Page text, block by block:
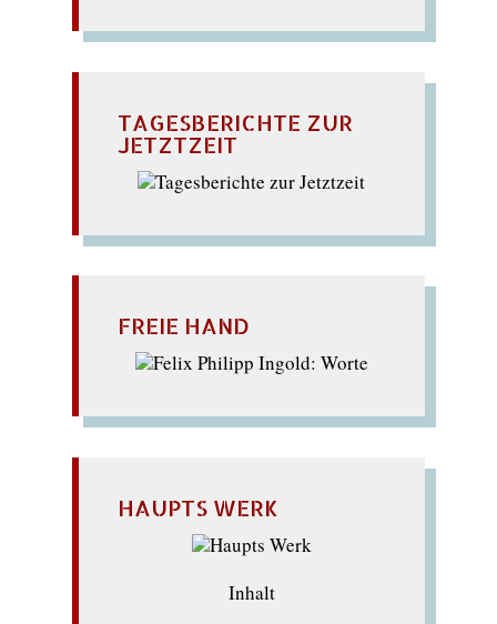
TAGESBERICHTE ZUR
JETZTZEIT
FREIE HAND
HAUPTS WERK
Inhalt